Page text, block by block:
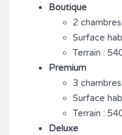
Boutique
2
Surface
Terrain :
Premium
3
Surface
Terrain :
Deluxe